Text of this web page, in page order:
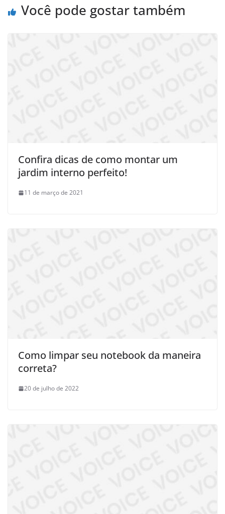
Você pode gostar também
Confira dicas de como montar um
jardim interno perfeito!
11 de março de 2021
Como limpar seu notebook da maneira
correta?
20 de julho de 2022